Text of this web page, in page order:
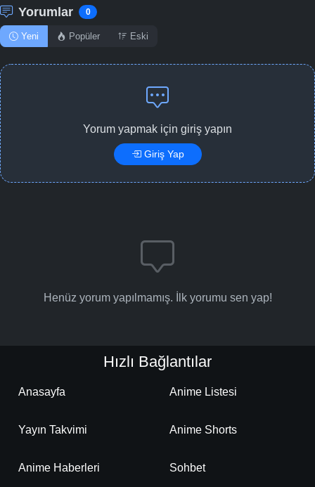
Yorumlar 0
Yeni Popüler Eski
Yorum yapmak için giriş yapın
Giriş Yap
Henüz yorum yapılmamış. İlk yorumu sen yap!
Hızlı Bağlantılar
Anasayfa Anime Listesi
Yayın Takvimi Anime Shorts
Anime Haberleri Sohbet